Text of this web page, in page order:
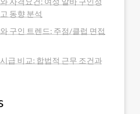
동향 분석
구인 트렌드: 주점/클럽 면접
급 비교: 합법적 근무 조건과